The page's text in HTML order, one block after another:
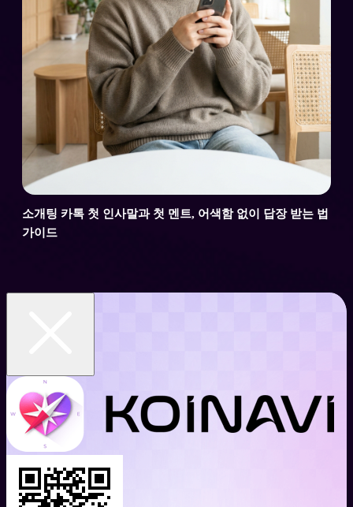
소개팅 카톡 첫 인사말과 첫 멘트, 어색함 없이 답장 받는 법
가이드